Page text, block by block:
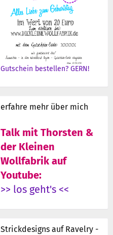
Gutschein bestellen? GERN!
erfahre mehr über mich
Talk mit Thorsten &
der Kleinen
Wollfabrik auf
Youtube:
>> los geht's <<
Strickdesigns auf Ravelry -